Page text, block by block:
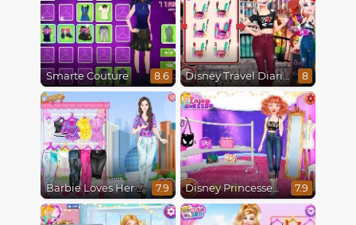
Smarte Couture 8.6 Disney Travel Diaries: City Break 8
Barbie Loves Her Job 7.9 Disney Princesses Runway Show 7.9